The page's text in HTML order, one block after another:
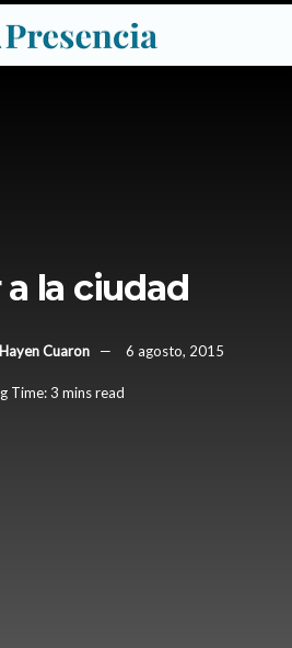
la ciudad
Cuaron 6 agosto, 2015
Time: 3 mins read